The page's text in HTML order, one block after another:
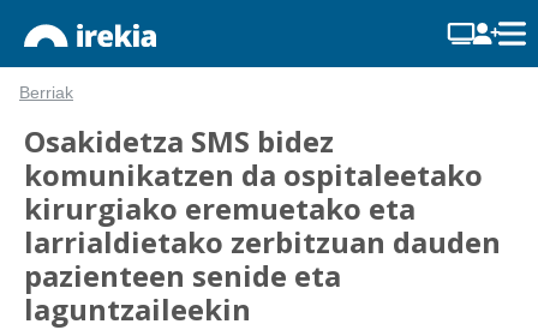
Berriak
Osakidetza SMS bidez
komunikatzen da ospitaleetako
kirurgiako eremuetako eta
larrialdietako zerbitzuan dauden
pazienteen senide eta
laguntzaileekin